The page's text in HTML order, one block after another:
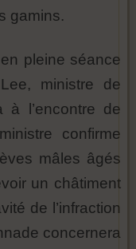
gamins.
pleine séance
ministre de
à l’encontre de
confirme
mâles âgés
un châtiment
de l’infraction
concernera